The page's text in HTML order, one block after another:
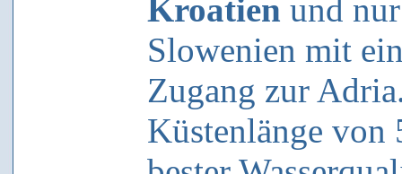
Kroatien und
Slowenien mit
Zugang zur
Küstenlänge von